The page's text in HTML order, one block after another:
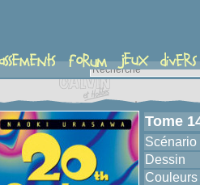
Tome
Scénario
Dessin
Couleurs